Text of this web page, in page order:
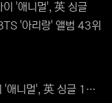
캣츠아이 '애니멀', 英 싱글 18위…BTS '아리랑'…